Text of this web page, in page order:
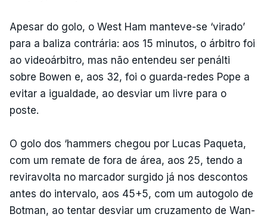
Apesar do golo, o West Ham manteve-se ‘virado’
para a baliza contrária: aos 15 minutos, o árbitro foi
ao videoárbitro, mas não entendeu ser penálti
sobre Bowen e, aos 32, foi o guarda-redes Pope a
evitar a igualdade, ao desviar um livre para o
poste.
O golo dos ‘hammers chegou por Lucas Paqueta,
com um remate de fora de área, aos 25, tendo a
reviravolta no marcador surgido já nos descontos
antes do intervalo, aos 45+5, com um autogolo de
Botman, ao tentar desviar um cruzamento de Wan-